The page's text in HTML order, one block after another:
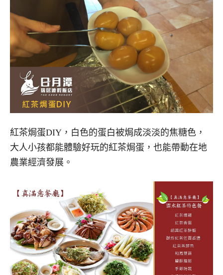
紅茶焗蛋DIY，白色的蛋白被焗成淡淡的焦糖色，
大人小孩都能體驗好玩的紅茶焗蛋，也能帶動在地
農業經濟發展。